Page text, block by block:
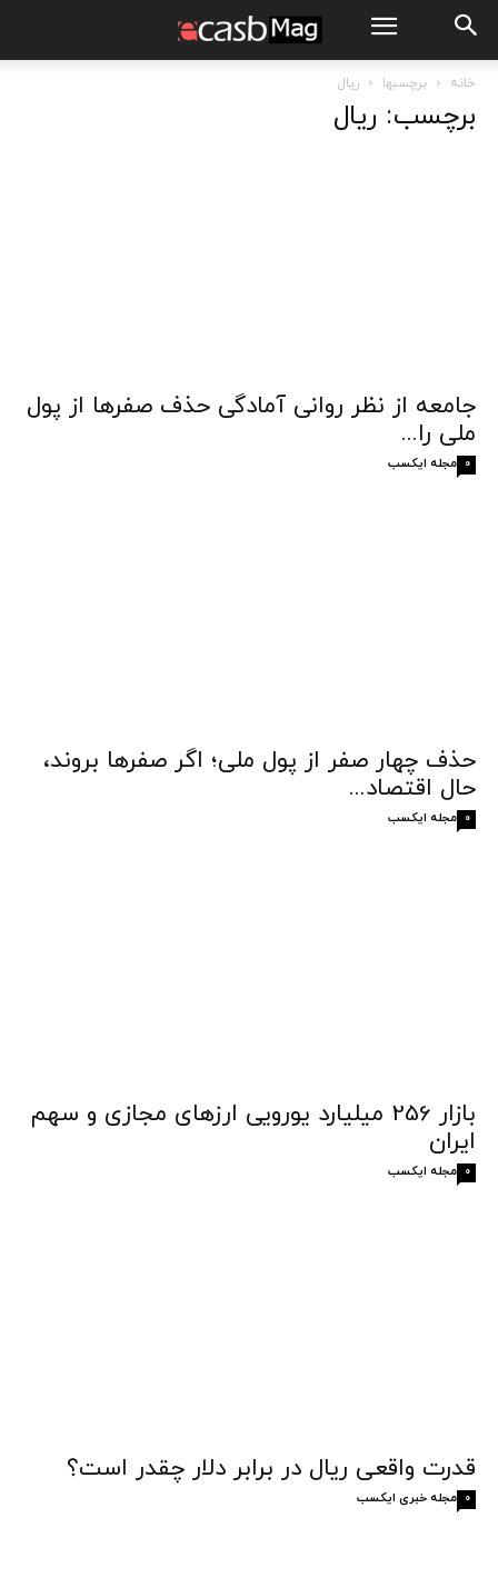
خانه برچسبها ریال
برچسب: ریال
جامعه از نظر روانی آمادگی حذف صفرها از پول
ملی را...
مجله ایکسب 0
حذف چهار صفر از پول ملی؛ اگر صفرها بروند،
حال اقتصاد...
مجله ایکسب 0
بازار 256 میلیارد یورویی ارزهای مجازی و سهم
ایران
مجله ایکسب 0
قدرت واقعی ریال در برابر دلار چقدر است؟
مجله خبری ایکسب 0